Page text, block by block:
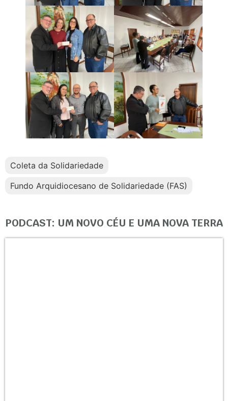
Coleta da Solidariedade
Fundo Arquidiocesano de Solidariedade (FAS)
PODCAST: UM NOVO CÉU E UMA NOVA TERRA